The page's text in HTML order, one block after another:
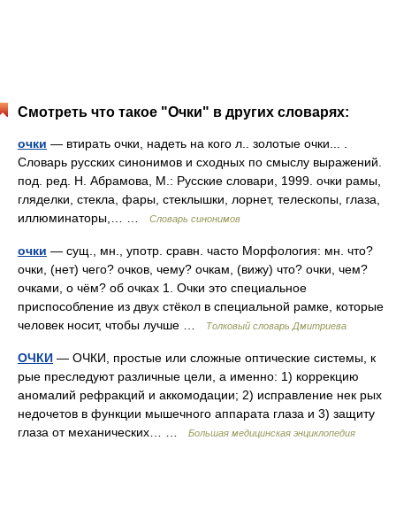
Смотреть что такое "Очки" в других словарях:
очки — втирать очки, надеть на кого л.. золотые очки... .
Словарь русских синонимов и сходных по смыслу выражений.
под. ред. Н. Абрамова, М.: Русские словари, 1999. очки рамы,
гляделки, стекла, фары, стеклышки, лорнет, телескопы, глаза,
иллюминаторы,… …
Словарь синонимов
очки — сущ., мн., употр. сравн. часто Морфология: мн. что?
очки, (нет) чего? очков, чему? очкам, (вижу) что? очки, чем?
очками, о чём? об очках 1. Очки это специальное
приспособление из двух стёкол в специальной рамке, которые
человек носит, чтобы лучше …
Толковый словарь Дмитриева
ОЧКИ — ОЧКИ, простые или сложные оптические системы, к
рые преследуют различные цели, а именно: 1) коррекцию
аномалий рефракций и аккомодации; 2) исправление нек рых
недочетов в функции мышечного аппарата глаза и 3) защиту
глаза от механических… …
Большая медицинская энциклопедия